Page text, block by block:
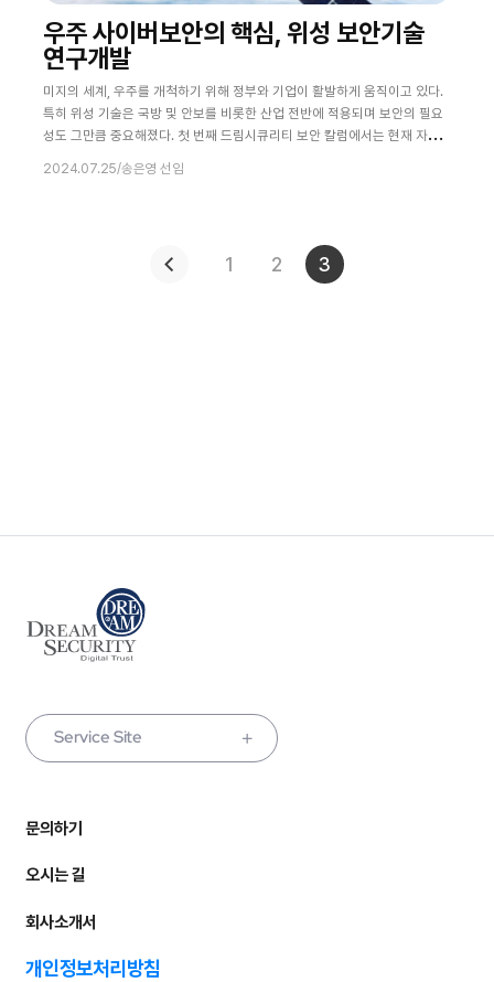
우주 사이버보안의 핵심, 위성 보안기술
연구개발
미지의 세계, 우주를 개척하기 위해 정부와 기업이 활발하게 움직이고 있다.
특히 위성 기술은 국방 및 안보를 비롯한 산업 전반에 적용되며 보안의 필요
성도 그만큼 중요해졌다. 첫 번째 드림시큐리티 보안 칼럼에서는 현재 자사
황과 과제, 그리고 연구개발 방향과 관련해 의미 있는 인사이트를 얻을 수 있
2024.07.25/송은영 선임
1 2 3
문의하기
오시는 길
회사소개서
개인정보처리방침
Service Site